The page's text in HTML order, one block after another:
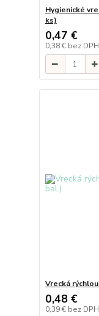
Hygienické
ks)
0,47 €
0,38 € bez DPH
Vrecká
0,48 €
0,39 € bez DPH